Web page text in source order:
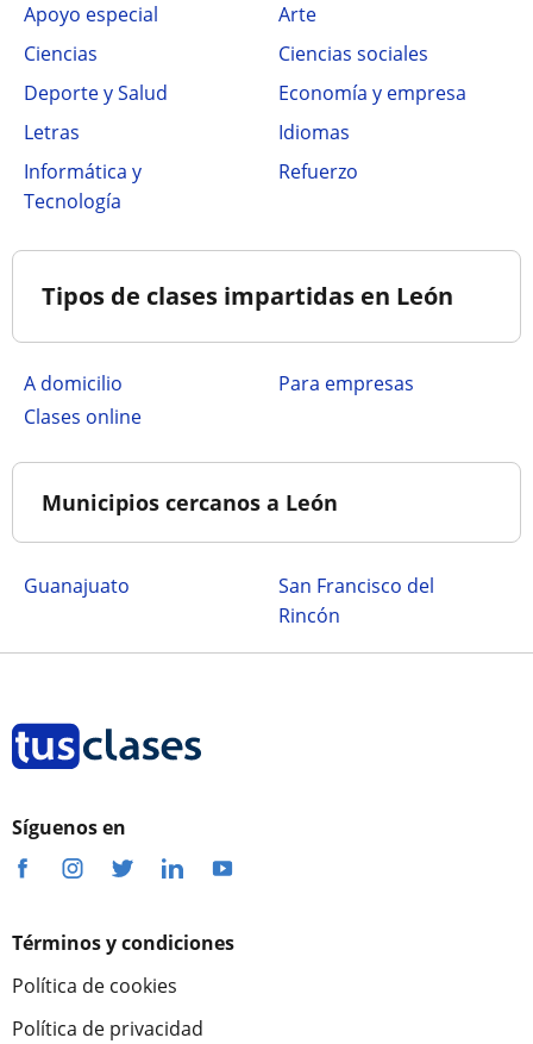
Apoyo especial
Arte
Ciencias
Ciencias sociales
Deporte y Salud
Economía y empresa
Letras
Idiomas
Informática y
Tecnología
Refuerzo
Tipos de clases impartidas en León
a domicilio
para empresas
clases online
Municipios cercanos a León
Guanajuato
San Francisco del
Rincón
Síguenos en
Términos y condiciones
Política de cookies
Política de privacidad